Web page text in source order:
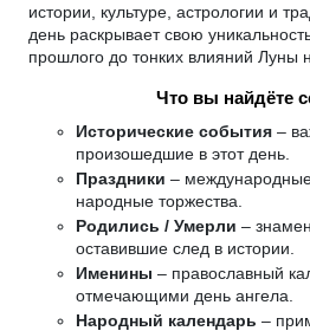
истории, культуре, астрологии и
день раскрывает свою
прошлого до тонких влияний Луны
Что вы найдёте
Исторические события –
произошедшие в этот день.
Праздники –
народные торжества.
Родились / Умерли –
оставившие след в истории.
Именины – православный
отмечающими день ангела.
Народный календарь –